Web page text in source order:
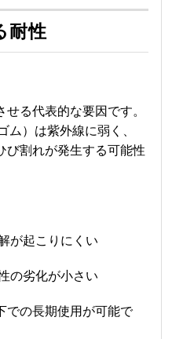
耐性
る代表的な要因です。
ム）は紫外線に弱く、
び割れが発生する可能性
が起こりにくい
の劣化が小さい
での長期使用が可能で